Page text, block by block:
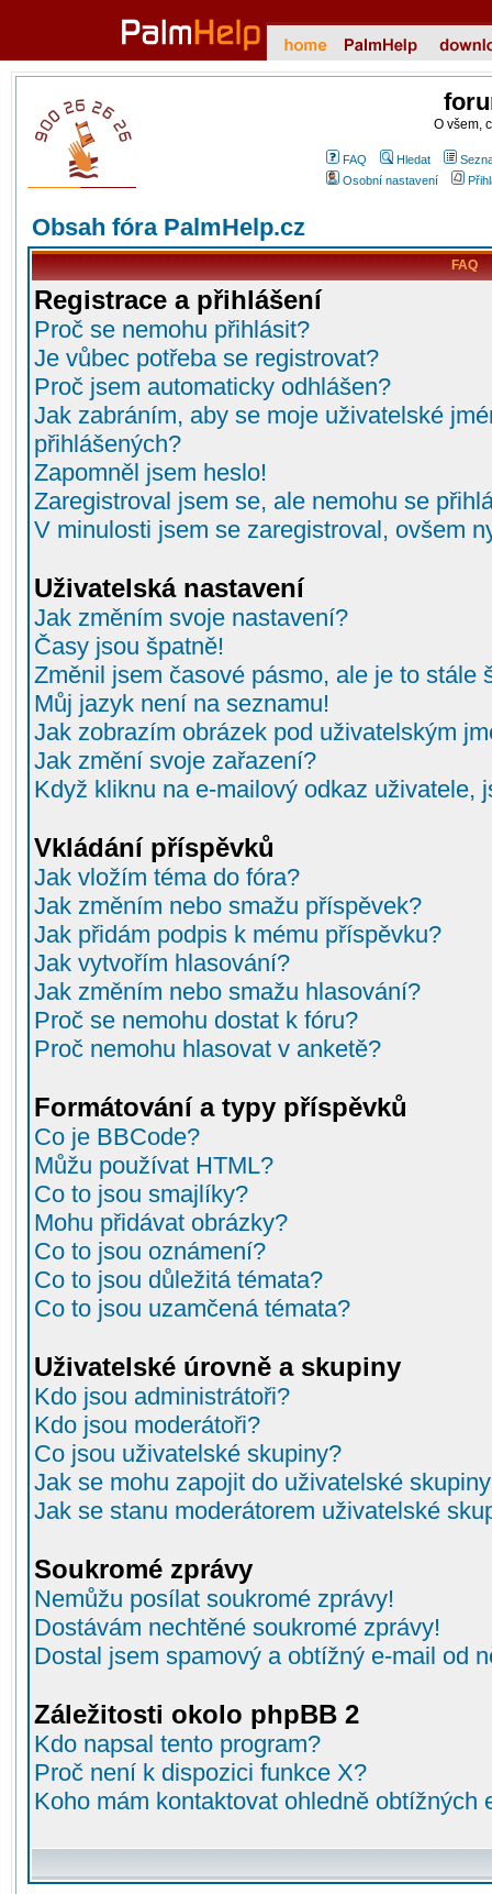
O všem,
FAQ Hledat
Osobní nastavení
Obsah fóra PalmHelp.cz
FAQ
Registrace a přihlášení
Proč se nemohu přihlásit?
Je vůbec potřeba se registrovat?
Proč jsem automaticky odhlášen?
Jak zabráním, aby se moje uživatelské
přihlášených?
Zapomněl jsem heslo!
Zaregistroval jsem se, ale nemohu se
V minulosti jsem se zaregistroval, ovšem
Uživatelská nastavení
Jak změním svoje nastavení?
Časy jsou špatně!
Změnil jsem časové pásmo, ale je to stále
Můj jazyk není na seznamu!
Jak zobrazím obrázek pod uživatelským
Jak změní svoje zařazení?
Když kliknu na e-mailový odkaz uživatele,
Vkládání příspěvků
Jak vložím téma do fóra?
Jak změním nebo smažu příspěvek?
Jak přidám podpis k mému příspěvku?
Jak vytvořím hlasování?
Jak změním nebo smažu hlasování?
Proč se nemohu dostat k fóru?
Proč nemohu hlasovat v anketě?
Formátování a typy příspěvků
Co je BBCode?
Můžu používat HTML?
Co to jsou smajlíky?
Mohu přidávat obrázky?
Co to jsou oznámení?
Co to jsou důležitá témata?
Co to jsou uzamčená témata?
Uživatelské úrovně a skupiny
Kdo jsou administrátoři?
Kdo jsou moderátoři?
Co jsou uživatelské skupiny?
Jak se mohu zapojit do uživatelské
Jak se stanu moderátorem uživatelské
Soukromé zprávy
Nemůžu posílat soukromé zprávy!
Dostávám nechtěné soukromé zprávy!
Dostal jsem spamový a obtížný e-mail od
Záležitosti okolo phpBB 2
Kdo napsal tento program?
Proč není k dispozici funkce X?
Koho mám kontaktovat ohledně